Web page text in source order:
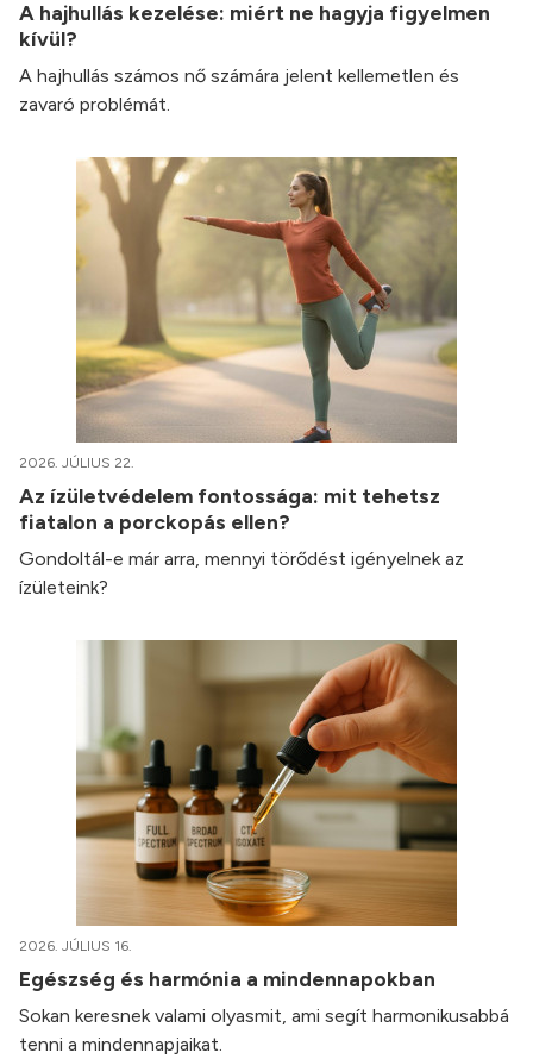
A hajhullás kezelése: miért ne hagyja figyelmen
kívül?
A hajhullás számos nő számára jelent kellemetlen és
zavaró problémát.
2026. JÚLIUS 22.
Az ízületvédelem fontossága: mit tehetsz
fiatalon a porckopás ellen?
Gondoltál-e már arra, mennyi törődést igényelnek az
ízületeink?
2026. JÚLIUS 16.
Egészség és harmónia a mindennapokban
Sokan keresnek valami olyasmit, ami segít harmonikusabbá
tenni a mindennapjaikat.